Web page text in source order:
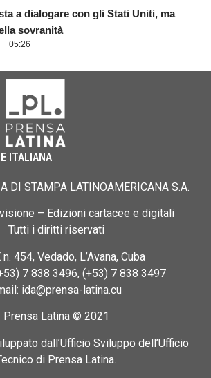
a dialogare con gli Stati Uniti, ma
sovranità
05:26
ITALIANA
DI STAMPA LATINOAMERICANA S.A.
– Edizioni cartacee e digitali
Tutti i diritti riservati
454, Vedado, L’Avana, Cuba
7 838 3496, (+53) 7 838 3497
ida@prensa-latina.cu
Prensa Latina © 2021
dall’Ufficio Sviluppo dell’Ufficio
di Prensa Latina.